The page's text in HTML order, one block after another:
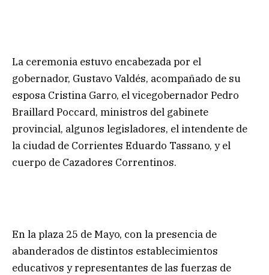
La ceremonia estuvo encabezada por el
gobernador, Gustavo Valdés, acompañado de su
esposa Cristina Garro, el vicegobernador Pedro
Braillard Poccard, ministros del gabinete
provincial, algunos legisladores, el intendente de
la ciudad de Corrientes Eduardo Tassano, y el
cuerpo de Cazadores Correntinos.
En la plaza 25 de Mayo, con la presencia de
abanderados de distintos establecimientos
educativos y representantes de las fuerzas de